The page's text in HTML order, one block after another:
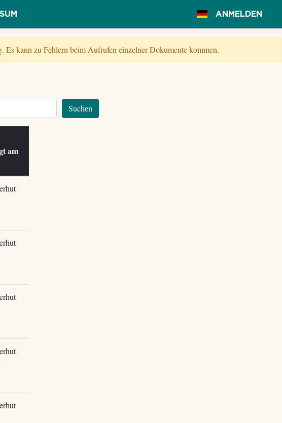
ANMELDEN
kann zu Fehlern beim Aufrufen einzelner Dokumente kommen.
Suchen
am